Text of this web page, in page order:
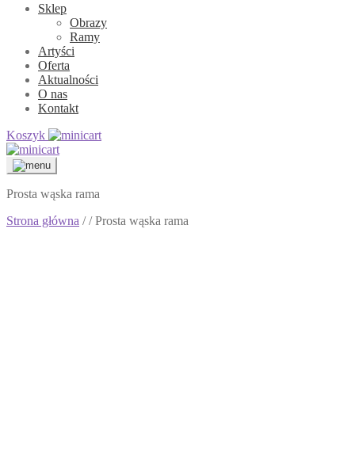
Sklep
Obrazy
Ramy
Artyści
Oferta
Aktualności
O nas
Kontakt
Koszyk
Prosta wąska rama
Strona główna // Prosta wąska rama